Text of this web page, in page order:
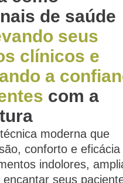
de saúde
seus
clínicos e
a
com a
moderna que
conforto e eficácia
indolores,
seus